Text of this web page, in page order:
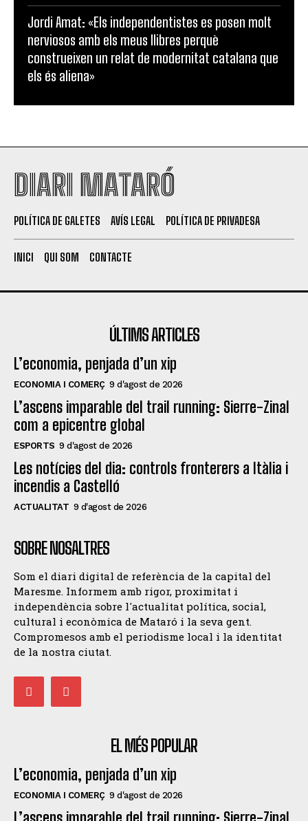
Jordi Amat: «Els independentistes es posen molt
nerviosos amb els meus llibres perquè
construeixen un relat de modernitat catalana que
els és aliena»
DIARI MATARÓ
POLÍTICA DE GALETES AVÍS LEGAL POLÍTICA DE PRIVADESA
INICI QUI SOM CONTACTE
ÚLTIMS ARTICLES
L’economia, penjada d’un xip
ECONOMIA I COMERÇ 9 d'agost de 2026
L’ascens imparable del trail running: Sierre-Zinal
com a epicentre global
ESPORTS 9 d'agost de 2026
Les notícies del dia: controls fronterers a Itàlia i
incendis a Castelló
ACTUALITAT 9 d'agost de 2026
SOBRE NOSALTRES
Som el diari digital de referència de la capital del
Maresme. Informem amb rigor, proximitat i
independència sobre l'actualitat política, social,
cultural i econòmica de Mataró i la seva gent.
Compromesos amb el periodisme local i la identitat
de la nostra ciutat.
EL MÉS POPULAR
L’economia, penjada d’un xip
ECONOMIA I COMERÇ 9 d'agost de 2026